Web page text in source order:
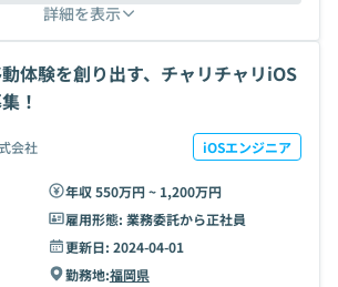
詳細を表示
体験を創り出す、チャリチャリiOS
！
会社 iOSエンジニア
年収 550万円 ~ 1,200万円
雇用形態: 業務委託から正社員
更新日: 2024-04-01
勤務地:福岡県